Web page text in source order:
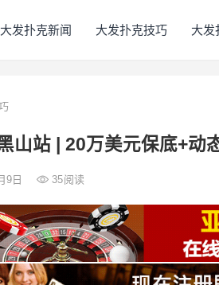
大发扑克新闻 大发扑克技巧 大发
山站 | 20万美元保底+动
9日 35阅读